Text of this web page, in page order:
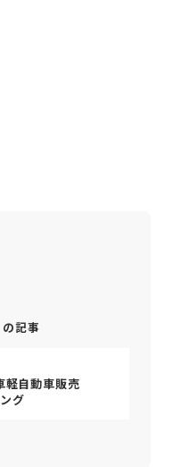
記事
自動車販売
グ